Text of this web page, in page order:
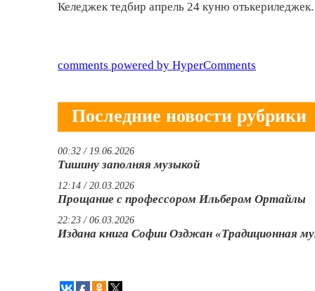
Келеджек тедбир апрель 24 куню отькериледжек.
comments powered by HyperComments
Последние новости рубрики
00:32 / 19.06.2026
Тишину заполняя музыкой
12:14 / 20.03.2026
Прощание с профессором Ильбером Ортайлы
22:23 / 06.03.2026
Издана книга Софии Озджан «Традиционная